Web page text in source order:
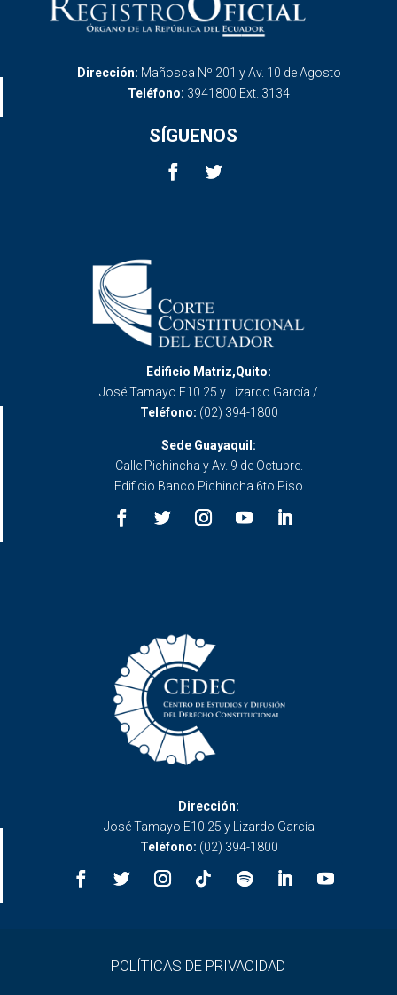
Dirección: Mañosca Nº 201 y Av. 10 de Agosto
Teléfono: 3941800 Ext. 3134
SÍGUENOS
Edificio Matriz,Quito:
José Tamayo E10 25 y Lizardo García /
Teléfono: (02) 394-1800
Sede Guayaquil:
Calle Pichincha y Av. 9 de Octubre.
Edificio Banco Pichincha 6to Piso
Dirección:
José Tamayo E10 25 y Lizardo García
Teléfono: (02) 394-1800
POLÍTICAS DE PRIVACIDAD